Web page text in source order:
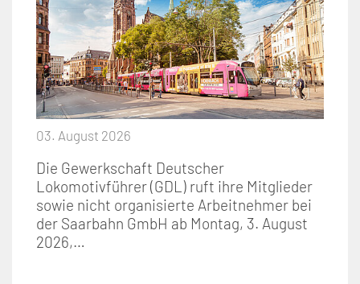
03. August 2026
Die Gewerkschaft Deutscher
Lokomotivführer (GDL) ruft ihre Mitglieder
sowie nicht organisierte Arbeitnehmer bei
der Saarbahn GmbH ab Montag, 3. August
2026,…